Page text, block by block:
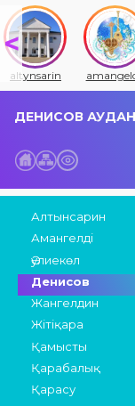
amangeldy auliekol
ДЕНИСОВ
Алтынсарин
Амангелді
Әулиекөл
Денисов
Жангелдин
Жітіқара
Қамысты
Қарабалық
Қарасу